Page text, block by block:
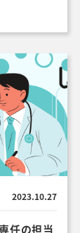
2023.10.27
任の担当